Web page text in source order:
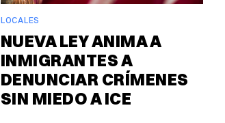
LOCALES
NUEVA LEY ANIMA A
INMIGRANTES A
DENUNCIAR CRÍMENES
SIN MIEDO A ICE